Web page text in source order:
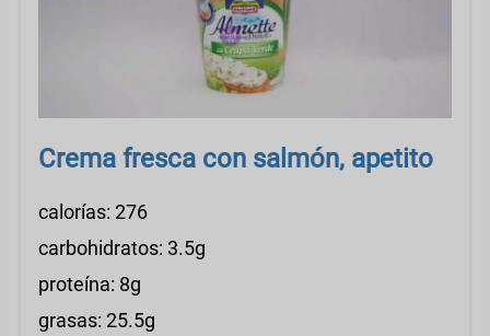
Crema fresca con salmón, apetito
calorías: 276
carbohidratos: 3.5g
proteína: 8g
grasas: 25.5g